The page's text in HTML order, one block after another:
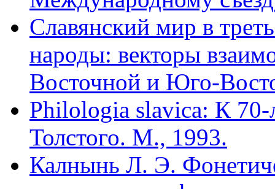
Славянский мир в
народы: векторы
Восточной и Юго-
Philologia slavica: К
Толстого. М., 1993.
Калнынь Л. Э.